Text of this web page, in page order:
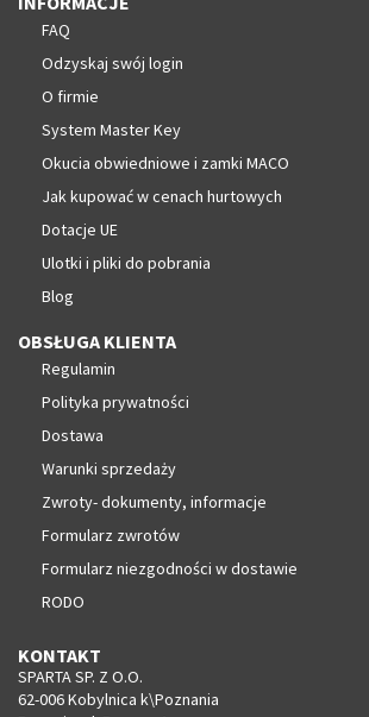
FAQ
Odzyskaj swój login
O firmie
System Master Key
Okucia obwiedniowe i zamki MACO
Jak kupować w cenach hurtowych
Dotacje UE
Ulotki i pliki do pobrania
Blog
OBSŁUGA KLIENTA
Regulamin
Polityka prywatności
Dostawa
Warunki sprzedaży
Zwroty- dokumenty, informacje
Formularz zwrotów
Formularz niezgodności w dostawie
RODO
KONTAKT
SPARTA SP. Z O.O.
62-006 Kobylnica k\Poznania